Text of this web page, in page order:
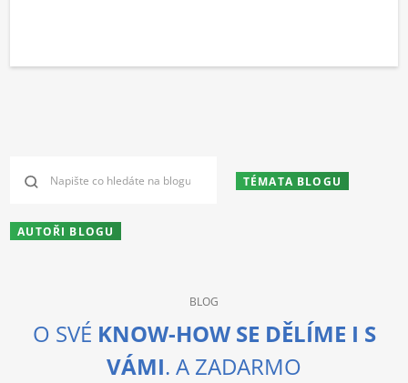
TÉMATA BLOGU
AUTOŘI BLOGU
BLOG
O SVÉ KNOW-HOW SE DĚLÍME I S
VÁMI. A ZADARMO